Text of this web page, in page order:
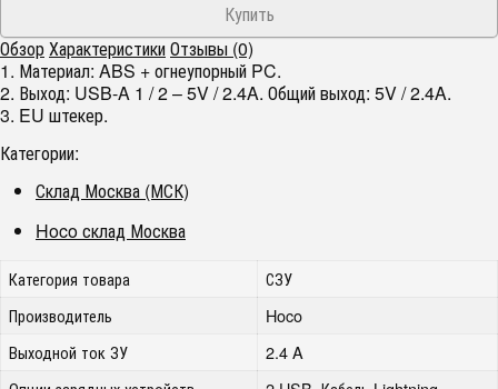
ОбзорХарактеристикиОтзывы (0)
1. Материал: ABS + огнеупорный PC.
2. Выход: USB-A 1 / 2 – 5V / 2.4A. Общий выход: 5V / 2.4A.
3. EU штекер.
Категории:
Склад Москва (МСК)
Hoco склад Москва
Категория товара
СЗУ
Производитель
Hoco
Выходной ток ЗУ
2.4 A